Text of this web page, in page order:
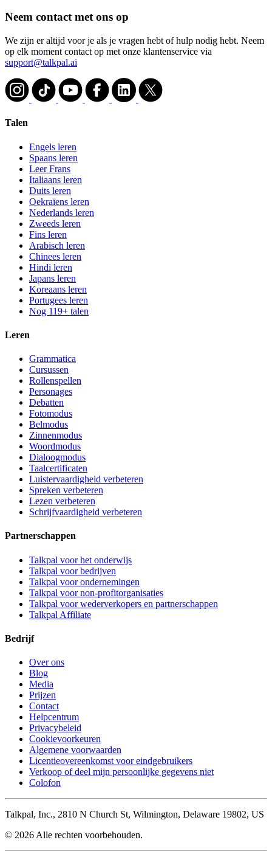
Neem contact met ons op
We zijn er altijd voor je als je vragen hebt of hulp nodig hebt. Neem
op elk moment contact op met onze klantenservice via
support@talkpal.ai
Talen
Engels leren
Spaans leren
Leer Frans
Italiaans leren
Duits leren
Oekraïens leren
Nederlands leren
Zweeds leren
Fins leren
Arabisch leren
Chinees leren
Hindi leren
Japans leren
Koreaans leren
Portugees leren
Nog 119+ talen
Leren
Grammatica
Cursussen
Rollenspellen
Personages
Debatten
Fotomodus
Belmodus
Zinnenmodus
Woordmodus
Dialoogmodus
Taalcertificaten
Luistervaardigheid verbeteren
Spreken verbeteren
Lezen verbeteren
Schrijfvaardigheid verbeteren
Partnerschappen
Talkpal voor het onderwijs
Talkpal voor bedrijven
Talkpal voor ondernemingen
Talkpal voor non-profitorganisaties
Talkpal voor wederverkopers en partnerschappen
Talkpal Affiliate
Bedrijf
Over ons
Blog
Media
Prijzen
Contact
Helpcentrum
Privacybeleid
Cookievoorkeuren
Algemene voorwaarden
Licentieovereenkomst voor eindgebruikers
Verkoop of deel mijn persoonlijke gegevens niet
Colofon
Talkpal, Inc., 2810 N Church St, Wilmington, Delaware 19802, US
© 2026 Alle rechten voorbehouden.